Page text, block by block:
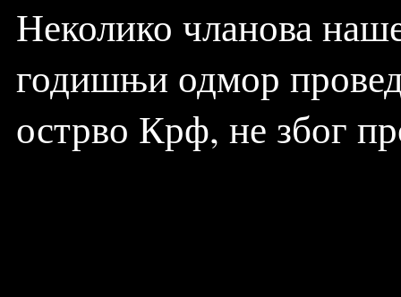
Неколико чланова
годишњи одмор
острво Крф, не због